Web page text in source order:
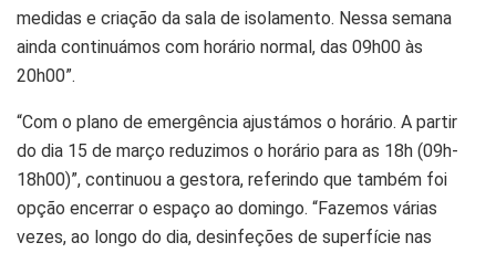
medidas e criação da sala de isolamento. Nessa semana
ainda continuámos com horário normal, das 09h00 às
20h00”.
“Com o plano de emergência ajustámos o horário. A partir
do dia 15 de março reduzimos o horário para as 18h (09h-
18h00)”, continuou a gestora, referindo que também foi
opção encerrar o espaço ao domingo. “Fazemos várias
vezes, ao longo do dia, desinfeções de superfície nas